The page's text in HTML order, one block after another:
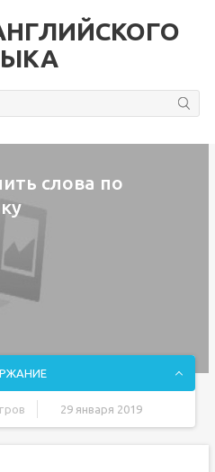
слова по
29 января 2019